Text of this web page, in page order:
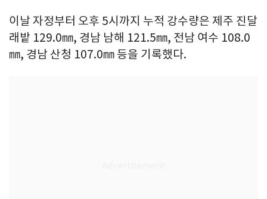
이날 자정부터 오후 5시까지 누적 강수량은 제주 진달
래밭 129.0㎜, 경남 남해 121.5㎜, 전남 여수 108.0
㎜, 경남 산청 107.0㎜ 등을 기록했다.